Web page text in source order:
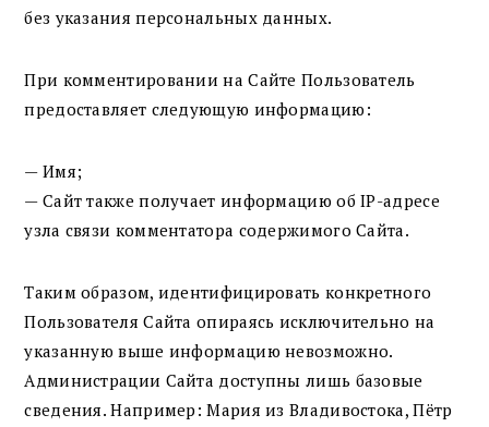
без указания персональных данных.
При комментировании на Сайте Пользователь
предоставляет следующую информацию:
— Имя;
— Сайт также получает информацию об IP-адресе
узла связи комментатора содержимого Сайта.
Таким образом, идентифицировать конкретного
Пользователя Сайта опираясь исключительно на
указанную выше информацию невозможно.
Администрации Сайта доступны лишь базовые
сведения. Например: Мария из Владивостока, Пётр